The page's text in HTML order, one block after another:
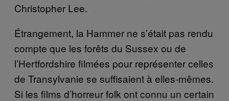
Christopher Lee.
Étrangement, la Hammer ne s’était pas rendu
compte que les forêts du Sussex ou de
l’Hertfordshire filmées pour représenter celles
de Transylvanie se suffisaient à elles-mêmes.
Si les films d’horreur folk ont connu un certain